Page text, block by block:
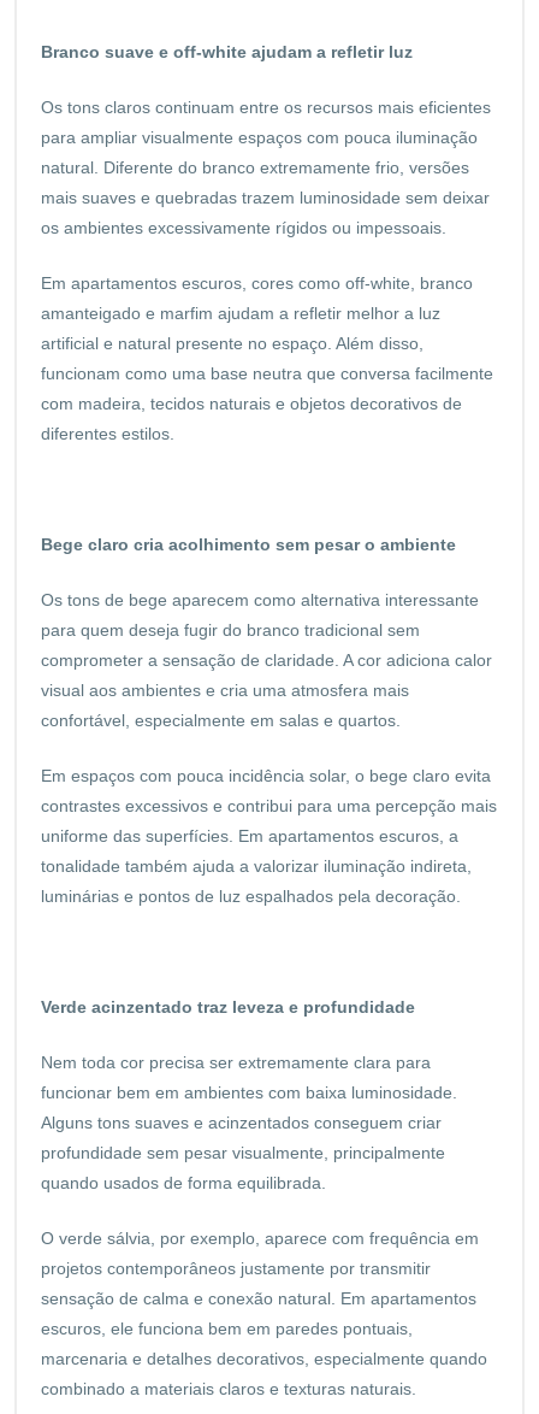
Branco suave e off-white ajudam a refletir luz
Os tons claros continuam entre os recursos mais eficientes
para ampliar visualmente espaços com pouca iluminação
natural. Diferente do branco extremamente frio, versões
mais suaves e quebradas trazem luminosidade sem deixar
os ambientes excessivamente rígidos ou impessoais.
Em apartamentos escuros, cores como off-white, branco
amanteigado e marfim ajudam a refletir melhor a luz
artificial e natural presente no espaço. Além disso,
funcionam como uma base neutra que conversa facilmente
com madeira, tecidos naturais e objetos decorativos de
diferentes estilos.
Bege claro cria acolhimento sem pesar o ambiente
Os tons de bege aparecem como alternativa interessante
para quem deseja fugir do branco tradicional sem
comprometer a sensação de claridade. A cor adiciona calor
visual aos ambientes e cria uma atmosfera mais
confortável, especialmente em salas e quartos.
Em espaços com pouca incidência solar, o bege claro evita
contrastes excessivos e contribui para uma percepção mais
uniforme das superfícies. Em apartamentos escuros, a
tonalidade também ajuda a valorizar iluminação indireta,
luminárias e pontos de luz espalhados pela decoração.
Verde acinzentado traz leveza e profundidade
Nem toda cor precisa ser extremamente clara para
funcionar bem em ambientes com baixa luminosidade.
Alguns tons suaves e acinzentados conseguem criar
profundidade sem pesar visualmente, principalmente
quando usados de forma equilibrada.
O verde sálvia, por exemplo, aparece com frequência em
projetos contemporâneos justamente por transmitir
sensação de calma e conexão natural. Em apartamentos
escuros, ele funciona bem em paredes pontuais,
marcenaria e detalhes decorativos, especialmente quando
combinado a materiais claros e texturas naturais.